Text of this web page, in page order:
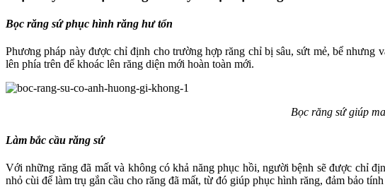
Bọc răng sứ phục hình răng hư tổn
Phương pháp này được chỉ định cho trường hợp răng chỉ bị sâu, sứt mẻ, bể nhưng
lên phía trên để khoác lên răng diện mới hoàn toàn mới.
Bọc răng sứ giúp
Làm bắc cầu răng sứ
Với những răng đã mất và không có khả năng phục hồi, người bệnh sẽ được chỉ
nhỏ cùi để làm trụ gắn cầu cho răng đã mất, từ đó giúp phục hình răng, đảm bảo